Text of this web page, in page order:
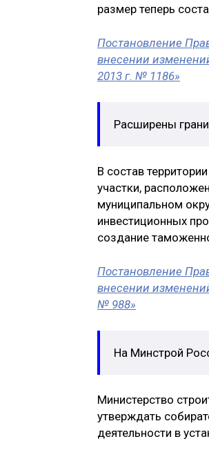
размер теперь
Постановление
внесении
2013 г. № 1186»
Расширены
В состав
участки,
муниципальном
инвестиционных
создание
Постановление
внесении
№ 988»
На Минстрой
Министерство
утверждать
деятельности в